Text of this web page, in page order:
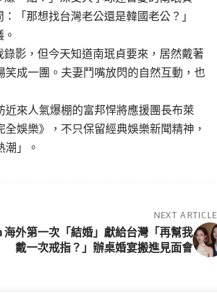
「那想找台灣老公還是韓國老公？」
影，但今天知道南珉貞要來，居然戴著
笑成一團。夫妻鬥嘴放閃的自然互動，也
近來人氣爆棚的富邦悍將應援團長布萊
娛樂》，不只保留經典娛樂新聞精神，
」。
NEXT ARTICLE
海外第一次「結婚」獻給台灣「再幫我
戴一次戒指？」辦桌婚宴搬進見面會